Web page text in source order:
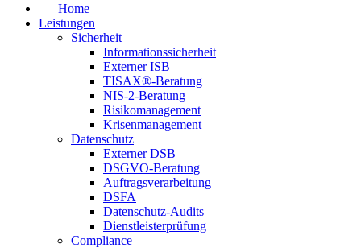
Home
Leistungen
Sicherheit
Informationssicherheit
Externer ISB
TISAX®-Beratung
NIS-2-Beratung
Risikomanagement
Krisenmanagement
Datenschutz
Externer DSB
DSGVO-Beratung
Auftragsverarbeitung
DSFA
Datenschutz-Audits
Dienstleisterprüfung
Compliance